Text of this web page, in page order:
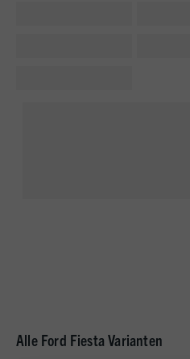
Alle Ford Fiesta Varianten